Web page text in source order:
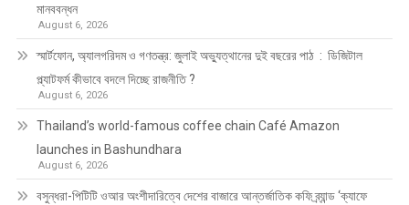
মানববন্ধন
August 6, 2026
স্মার্টফোন, অ্যালগরিদম ও গণতন্ত্র: জুলাই অভ্যুত্থানের দুই বছরের পাঠ : ডিজিটাল
প্ল্যাটফর্ম কীভাবে বদলে দিচ্ছে রাজনীতি ?
August 6, 2026
Thailand’s world-famous coffee chain Café Amazon
launches in Bashundhara
August 6, 2026
বসুন্ধরা-পিটিটি ওআর অংশীদারিত্বে দেশের বাজারে আন্তর্জাতিক কফি ব্র্যান্ড ‘ক্যাফে